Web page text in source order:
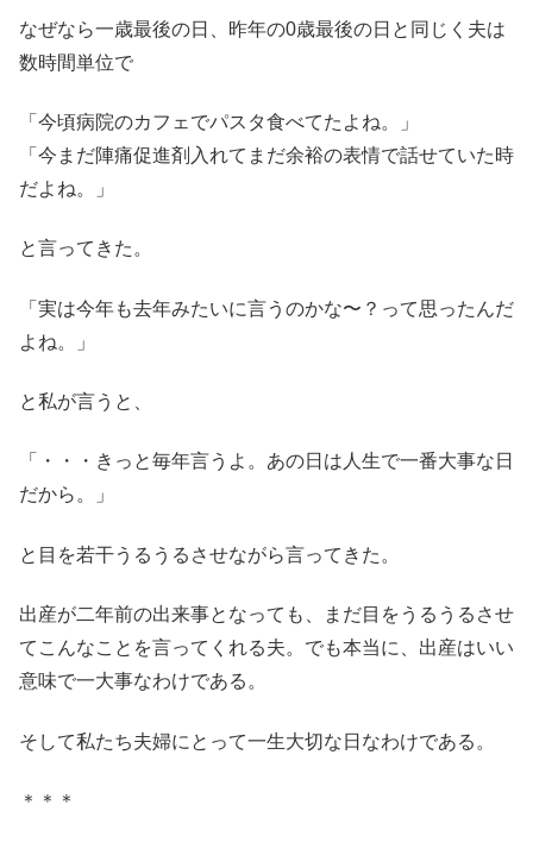
なぜなら一歳最後の日、昨年の0歳最後の日と同じく夫は
数時間単位で
「今頃病院のカフェでパスタ食べてたよね。」
「今まだ陣痛促進剤入れてまだ余裕の表情で話せていた時
だよね。」
と言ってきた。
「実は今年も去年みたいに言うのかな〜？って思ったんだ
よね。」
と私が言うと、
「・・・きっと毎年言うよ。あの日は人生で一番大事な日
だから。」
と目を若干うるうるさせながら言ってきた。
出産が二年前の出来事となっても、まだ目をうるうるさせ
てこんなことを言ってくれる夫。でも本当に、出産はいい
意味で一大事なわけである。
そして私たち夫婦にとって一生大切な日なわけである。
＊＊＊